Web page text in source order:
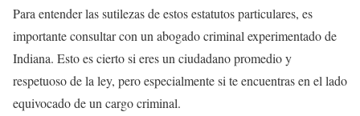
Para entender las sutilezas de estos estatutos particulares, es
importante consultar con un abogado criminal experimentado de
Indiana. Esto es cierto si eres un ciudadano promedio y
respetuoso de la ley, pero especialmente si te encuentras en el lado
equivocado de un cargo criminal.